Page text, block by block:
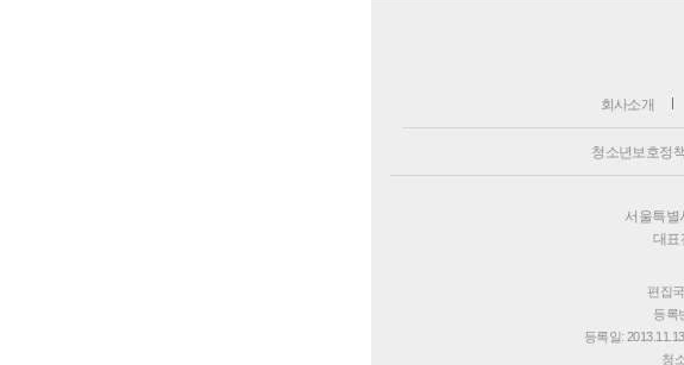
회사소개
청소년보호정책
서울특별
대표
편집
등록
등록일: 2013.11.13
청